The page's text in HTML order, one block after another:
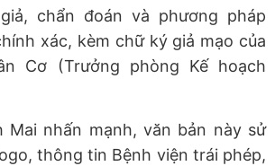
chẩn đoán và phương pháp
xác, kèm chữ ký giả mạo của
Cơ (Trưởng phòng Kế hoạch
Mai nhấn mạnh, văn bản này sử
thông tin Bệnh viện trái phép,